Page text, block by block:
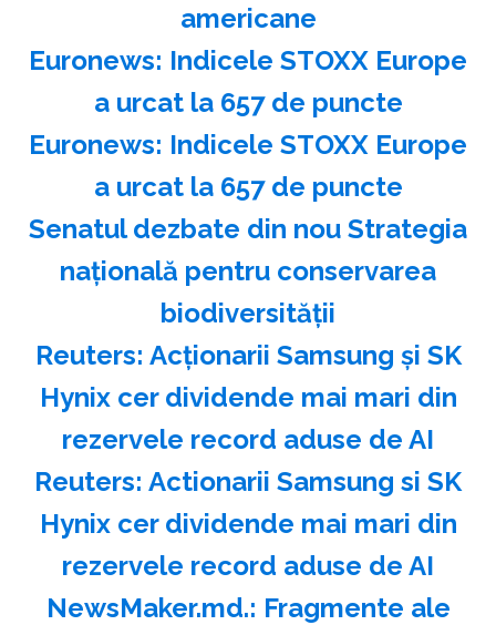
americane
Euronews: Indicele STOXX Europe
a urcat la 657 de puncte
Euronews: Indicele STOXX Europe
a urcat la 657 de puncte
Senatul dezbate din nou Strategia
naţională pentru conservarea
biodiversităţii
Reuters: Acţionarii Samsung şi SK
Hynix cer dividende mai mari din
rezervele record aduse de AI
Reuters: Actionarii Samsung si SK
Hynix cer dividende mai mari din
rezervele record aduse de AI
NewsMaker.md.: Fragmente ale